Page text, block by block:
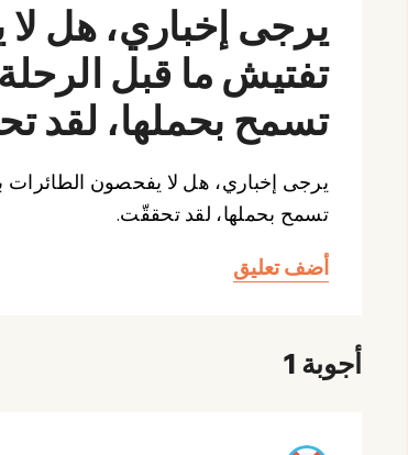
يرجى إخباري، هل
تفتيش ما قبل
تسمح بحملها، لقد
يرجى إخباري، هل لا يفحصون
تسمح بحملها، لقد تحققّت.
أضف تعليق
أجوبة 1